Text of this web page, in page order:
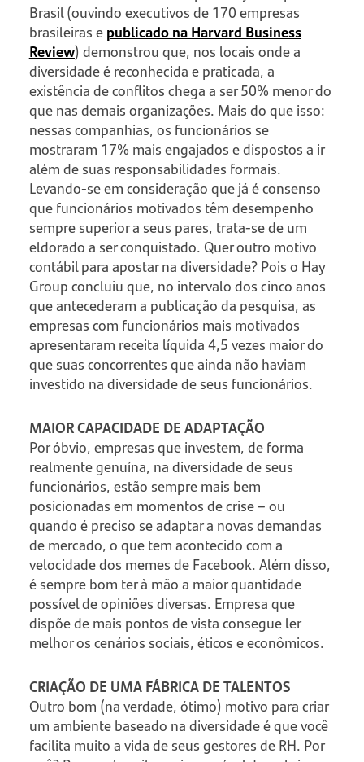
Brasil (ouvindo executivos de 170 empresas
brasileiras epublicado na Harvard Business
Review) demonstrou que, nos locais onde a
diversidade é reconhecida e praticada, a
existência de conflitos chega a ser 50% menor do
que nas demais organizações. Mais do que isso:
nessas companhias, os funcionários se
mostraram 17% mais engajados e dispostos a ir
além de suas responsabilidades formais.
Levando-se em consideração que já é consenso
que funcionários motivados têm desempenho
sempre superior a seus pares, trata-se de um
eldorado a ser conquistado. Quer outro motivo
contábil para apostar na diversidade? Pois o Hay
Group concluiu que, no intervalo dos cinco anos
que antecederam a publicação da pesquisa, as
empresas com funcionários mais motivados
apresentaram receita líquida 4,5 vezes maior do
que suas concorrentes que ainda não haviam
investido na diversidade de seus funcionários.
MAIOR CAPACIDADE DE ADAPTAÇÃO
Por óbvio, empresas que investem, de forma
realmente genuína, na diversidade de seus
funcionários, estão sempre mais bem
posicionadas em momentos de crise – ou
quando é preciso se adaptar a novas demandas
de mercado, o que tem acontecido com a
velocidade dos memes de Facebook. Além disso,
é sempre bom ter à mão a maior quantidade
possível de opiniões diversas. Empresa que
dispõe de mais pontos de vista consegue ler
melhor os cenários sociais, éticos e econômicos.
CRIAÇÃO DE UMA FÁBRICA DE TALENTOS
Outro bom (na verdade, ótimo) motivo para criar
um ambiente baseado na diversidade é que você
facilita muito a vida de seus gestores de RH. Por